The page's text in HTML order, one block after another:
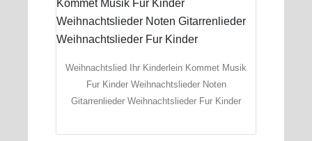
Weihnachtslied Ihr Kinderlein Kommet Musik
Fur Kinder Weihnachtslieder Noten
Gitarrenlieder Weihnachtslieder Fur Kinder